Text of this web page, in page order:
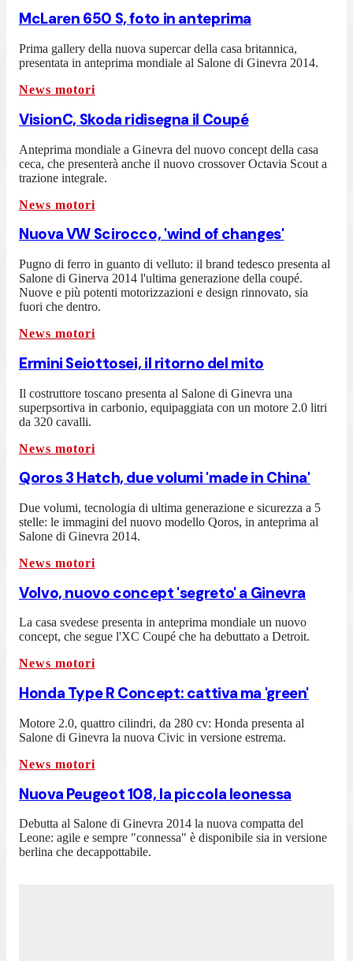
McLaren 650 S, foto in anteprima
Prima gallery della nuova supercar della casa britannica,
presentata in anteprima mondiale al Salone di Ginevra 2014.
News motori
VisionC, Skoda ridisegna il Coupé
Anteprima mondiale a Ginevra del nuovo concept della casa
ceca, che presenterà anche il nuovo crossover Octavia Scout a
trazione integrale.
News motori
Nuova VW Scirocco, 'wind of changes'
Pugno di ferro in guanto di velluto: il brand tedesco presenta al
Salone di Ginerva 2014 l'ultima generazione della coupé.
Nuove e più potenti motorizzazioni e design rinnovato, sia
fuori che dentro.
News motori
Ermini Seiottosei, il ritorno del mito
Il costruttore toscano presenta al Salone di Ginevra una
superpsortiva in carbonio, equipaggiata con un motore 2.0 litri
da 320 cavalli.
News motori
Qoros 3 Hatch, due volumi 'made in China'
Due volumi, tecnologia di ultima generazione e sicurezza a 5
stelle: le immagini del nuovo modello Qoros, in anteprima al
Salone di Ginevra 2014.
News motori
Volvo, nuovo concept 'segreto' a Ginevra
La casa svedese presenta in anteprima mondiale un nuovo
concept, che segue l'XC Coupé che ha debuttato a Detroit.
News motori
Honda Type R Concept: cattiva ma 'green'
Motore 2.0, quattro cilindri, da 280 cv: Honda presenta al
Salone di Ginevra la nuova Civic in versione estrema.
News motori
Nuova Peugeot 108, la piccola leonessa
Debutta al Salone di Ginevra 2014 la nuova compatta del
Leone: agile e sempre "connessa" è disponibile sia in versione
berlina che decappottabile.